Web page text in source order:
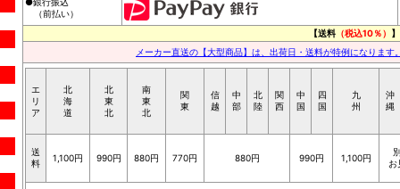
（前払い）
【送料 （税込10％） 】
メーカー直送の【大型商品】は、出荷日・送料が特例になりま
エ
リ
ア
北
海
道
北
東
北
南
東
北
関
東
信
越
中
部
北
陸
関
西
中
国
四
国
九
州
沖
縄
送
料
1,100円 990円 880円 770円 880円 990円 1,100円
お